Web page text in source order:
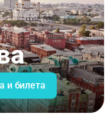
и билета